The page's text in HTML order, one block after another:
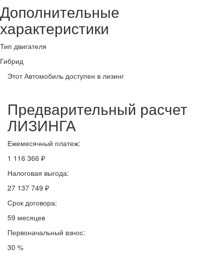
Дополнительные
характеристики
Тип двигателя
Гибрид
Этот Автомобиль доступен в лизинг
Предварительный расчет
ЛИЗИНГА
Ежемесячный платеж:
1 116 366 ₽
Налоговая выгода:
27 137 749 ₽
Срок договора:
59 месяцев
Первоначальный взнос:
30 %